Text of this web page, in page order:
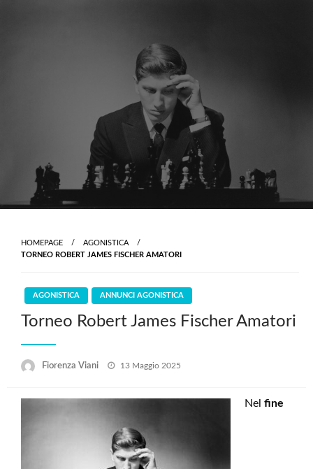
HOMEPAGE
AGONISTICA
TORNEO ROBERT JAMES FISCHER AMATORI
AGONISTICA ANNUNCI AGONISTICA
Torneo Robert James Fischer Amatori
Fiorenza Viani
Posted
13 Maggio 2025
Nel fine